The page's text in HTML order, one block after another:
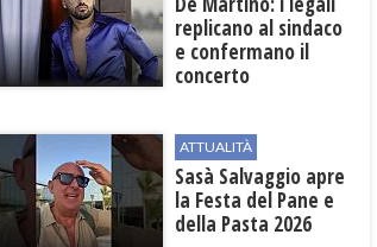
replicano al sindaco
e confermano il
concerto
ATTUALITÀ
Sasà Salvaggio apre
la Festa del Pane e
della Pasta 2026